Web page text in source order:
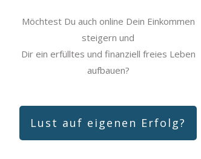
Möchtest Du auch online Dein Einkommen
steigern und
Dir ein erfülltes und finanziell freies Leben
aufbauen?
Lust auf eigenen Erfolg?